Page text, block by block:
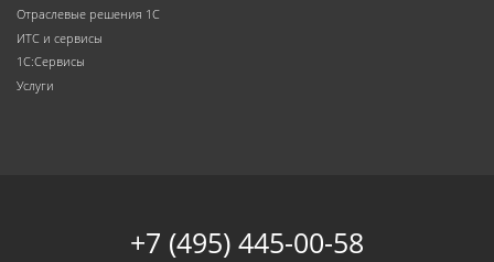
Отраслевые решения 1С
ИТС и сервисы
1С:Сервисы
Услуги
+7 (495) 445-00-58